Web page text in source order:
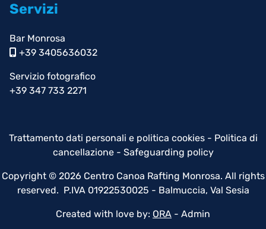
Servizi
Bar Monrosa
+39 3405636032
Servizio fotografico
+39 347 733 2271
Trattamento dati personali e politica cookies- Politica di
cancellazione - Safeguarding policy
Copyright © 2026 Centro Canoa Rafting Monrosa. All rights
reserved. P.IVA 01922530025 - Balmuccia, Val Sesia
Created with love by: ORA - Admin